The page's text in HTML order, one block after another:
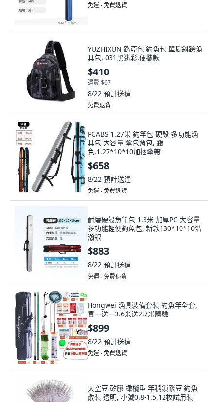
免運 ∙ 免費退貨
YUZHIXUN 路亞包 釣魚包 單肩斜跨漁
具包, 031黑迷彩,便攜款
$410
運費 $67
8/22 預計送達
免費退貨
PCABS 1.27米 釣竿包 硬殼 多功能漁
具包 大容量 傘包背包, 銀
色,1.27*10*10加捆傘帶
$658
8/22 預計送達
免運 ∙ 免費退貨
耐磨硬殼魚竿包 1.3米 加厚PC 大容量
多功能輕便釣魚包, 新款130*10*10浩
瀚銀
$883
8/22 預計送達
免運 ∙ 免費退貨
Hongwei 漁具裝備套裝 釣魚竿全套,
買一送一3.6米送2.7米體驗
$899
8/22 預計送達
免運 ∙ 免費退貨
太空豆 矽膠 橄欖型 竿稍鎖緊豆 釣魚
散裝 透明, 小號0.8-1.5,12枚試用裝